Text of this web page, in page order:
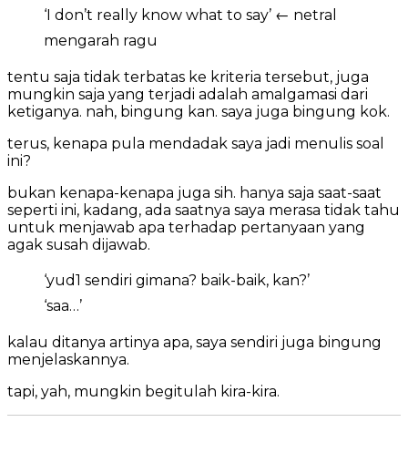
‘I don’t really know what to say’ ← netral
mengarah ragu
tentu saja tidak terbatas ke kriteria tersebut, juga
mungkin saja yang terjadi adalah amalgamasi dari
ketiganya. nah, bingung kan. saya juga bingung kok.
terus, kenapa pula mendadak saya jadi menulis soal
ini?
bukan kenapa-kenapa juga sih. hanya saja saat-saat
seperti ini, kadang, ada saatnya saya merasa tidak tahu
untuk menjawab apa terhadap pertanyaan yang
agak susah dijawab.
‘yud1 sendiri gimana? baik-baik, kan?’
‘saa…’
kalau ditanya artinya apa, saya sendiri juga bingung
menjelaskannya.
tapi, yah, mungkin begitulah kira-kira.